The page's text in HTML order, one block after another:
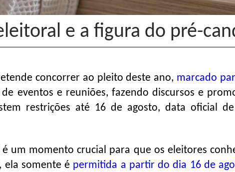
e a figura do pré-
concorrer ao pleito deste ano, marcado
eventos e reuniões, fazendo discursos e
restrições até 16 de agosto, data oficial
um momento crucial para que os eleitores
ela somente é permitida a partir do dia 16 de